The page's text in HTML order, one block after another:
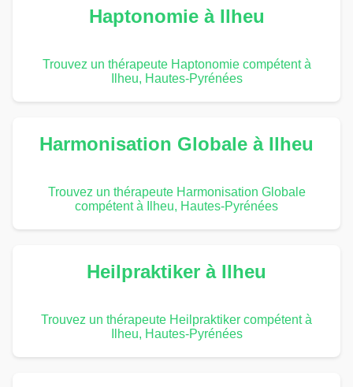
Haptonomie à Ilheu
Trouvez un thérapeute Haptonomie compétent à
Ilheu, Hautes-Pyrénées
Harmonisation Globale à Ilheu
Trouvez un thérapeute Harmonisation Globale
compétent à Ilheu, Hautes-Pyrénées
Heilpraktiker à Ilheu
Trouvez un thérapeute Heilpraktiker compétent à
Ilheu, Hautes-Pyrénées